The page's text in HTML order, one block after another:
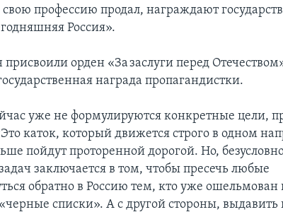
свою профессию продал, награждают
Россия».
орден «За заслуги перед
награда пропагандистки.
уже не формулируются конкретные цели,
каток, который движется строго в одном
пойдут проторенной дорогой. Но,
заключается в том, чтобы пресечь любые
обратно в Россию тем, кто уже
списки». А с другой стороны, выдавить